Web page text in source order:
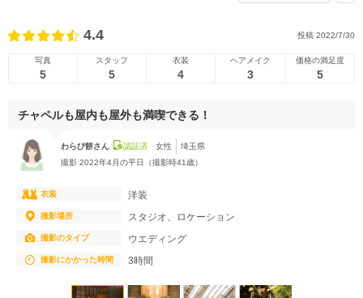
4.4 投稿 2022/7/30
写真
5
スタッフ
5
衣装
4
ヘアメイク
3
価格の満足度
5
チャペルも屋内も屋外も満喫できる！
わらび餅さん 認証済 女性
埼玉県
撮影 2022年4月の平日（撮影時41歳）
衣装 洋装
撮影場所 スタジオ、ロケーション
撮影のタイプ ウエディング
撮影にかかった時間 3時間